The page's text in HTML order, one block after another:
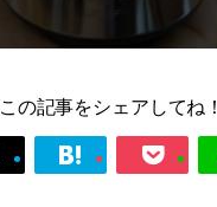
この記事をシェアしてね！